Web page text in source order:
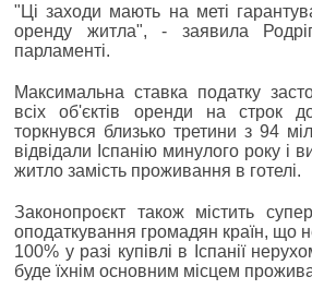
"Ці заходи мають на меті
оренду житла", - заявила
парламенті.
Максимальна ставка податку
всіх об'єктів оренди на строк
торкнувся близько третини з 94
відвідали Іспанію минулого року і
житло замість проживання в готелі.
Законопроєкт також містить
оподаткування громадян країн, що
100% у разі купівлі в Іспанії
буде їхнім основним місцем